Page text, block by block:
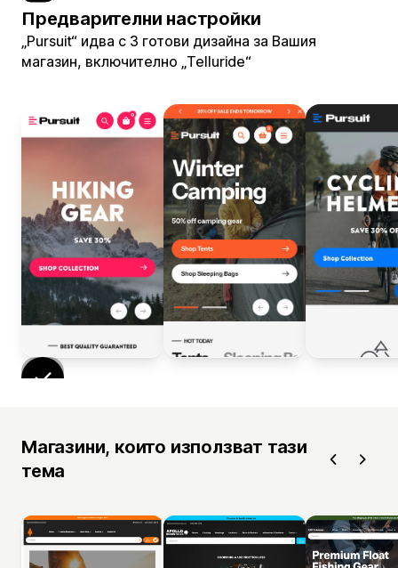
Предварителни настройки
„Pursuit“ идва с 3 готови дизайна за Вашия
магазин, включително „Telluride“
Магазини, които използват тази
тема